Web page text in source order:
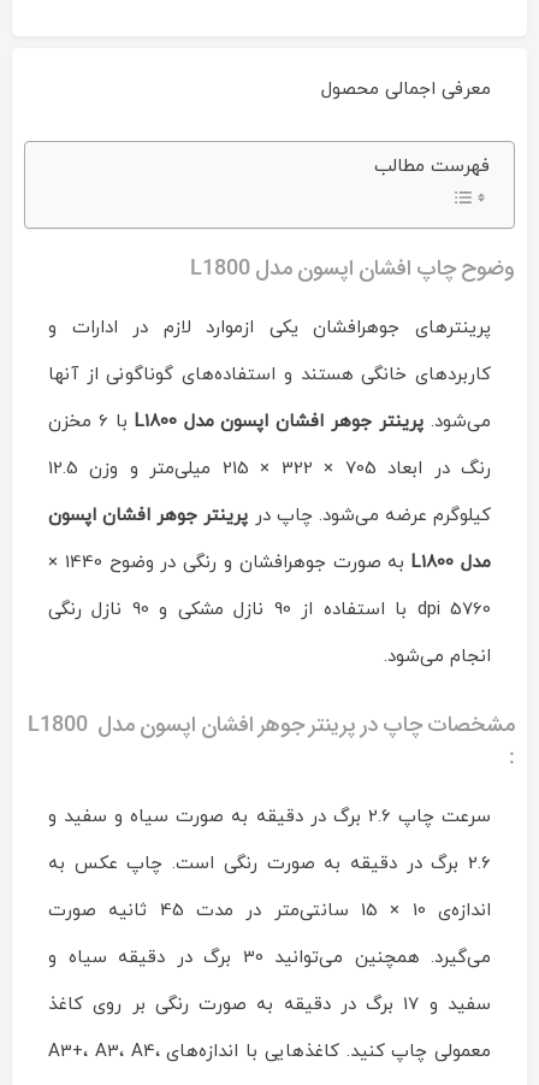
معرفی اجمالی محصول
پرينتر
جوهر
افشان
L1800
Reviewed
by
های
ایران
11 Rating:
فهرست مطالب
وضوح چاپ افشان اپسون مدل L1800
پرینترهای جوهرافشان یکی ازموارد لازم در ادارات و
کاربردهای خانگی هستند و استفاده‌های گوناگونی از آنها
می‌شود. پرينتر جوهر افشان اپسون مدل L1800
با 6 مخزن
رنگ در ابعاد 705 × 322 × 215 میلی‌متر و وزن 12.5
کیلوگرم عرضه می‌شود. چاپ در پرينتر جوهر افشان اپسون
مدل L1800
به صورت جوهرافشان و رنگی در وضوح 1440 ×
5760 dpi با استفاده از 90 نازل مشکی و 90 نازل رنگی
انجام می‌شود.
مشخصات چاپ در پرينتر جوهر افشان اپسون مدل L1800
:
سرعت چاپ 2.6 برگ در دقیقه به صورت سیاه و سفید و
2.6 برگ در دقیقه به صورت رنگی است. چاپ عکس به
اندازه‌ی 10 × 15 سانتی‌متر در مدت 45 ثانیه صورت
می‌گیرد. همچنین می‌توانید 30 برگ در دقیقه سیاه و
سفید و 17 برگ در دقیقه به صورت رنگی بر روی کاغذ
معمولی چاپ کنید. کاغذهایی با اندازه‌های A3+، A3، A4،